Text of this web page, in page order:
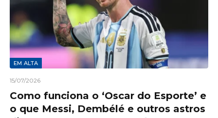
EM ALTA
15/07/2026
Como funciona o ‘Oscar do Esporte’ e
o que Messi, Dembélé e outros astros